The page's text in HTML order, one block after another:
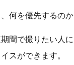
何を優先するの
間で撮りたい人
スができます。